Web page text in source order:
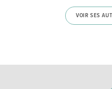
VOIR SES